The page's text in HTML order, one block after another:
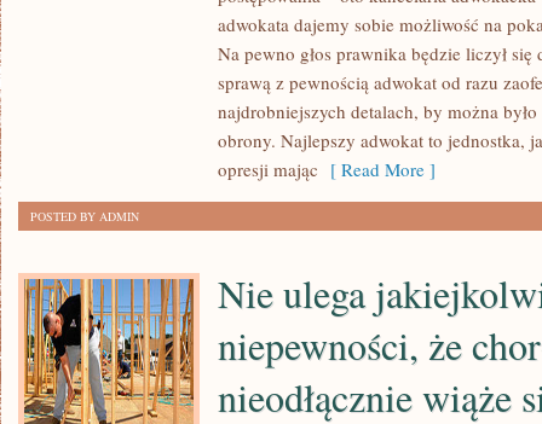
ROZWODOWEJ
PEWNOŚCIĄ
Z
TEGO
USATYSFAKCJONOWANY
adwokata dajemy sobie możliwość na
Na pewno głos prawnika będzie liczył
sprawą z pewnością adwokat od razu
najdrobniejszych detalach, by można
obrony. Najlepszy adwokat to jednostka,
opresji mając [ Read More ]
POSTED BY ADMIN
Nie ulega
niepewności, że
nieodłącznie wiąże